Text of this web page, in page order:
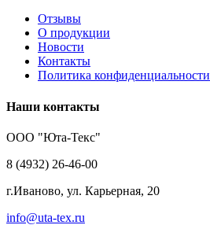
Отзывы
О продукции
Новости
Контакты
Политика конфиденциальности
Наши контакты
ООО "Юта-Текс"
8 (4932) 26-46-00
г.Иваново, ул. Карьерная, 20
info@uta-tex.ru